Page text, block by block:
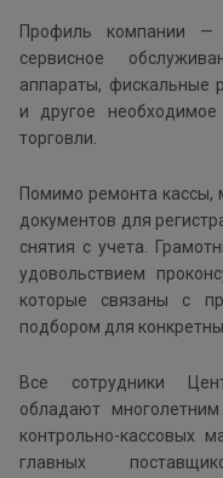
Профиль компании —
сервисное
аппараты, фискальные
и другое
торговли.
Помимо ремонта кассы,
документов для
снятия с учета.
удовольствием
которые связаны с
подбором для
Все сотрудники
обладают
контрольно-кассовых
главных